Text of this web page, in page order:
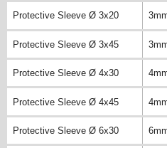
Protective Sleeve Ø 3x20
Protective Sleeve Ø 3x45
Protective Sleeve Ø 4x30
Protective Sleeve Ø 4x45
Protective Sleeve Ø 6x30